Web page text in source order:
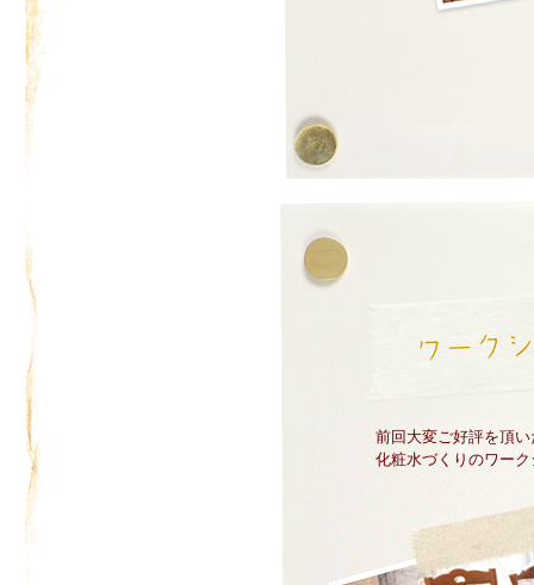
前回大変ご好評を頂い
化粧水づくりのワー